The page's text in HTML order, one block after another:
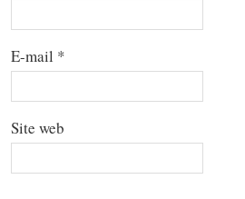
E-mail *
Site web